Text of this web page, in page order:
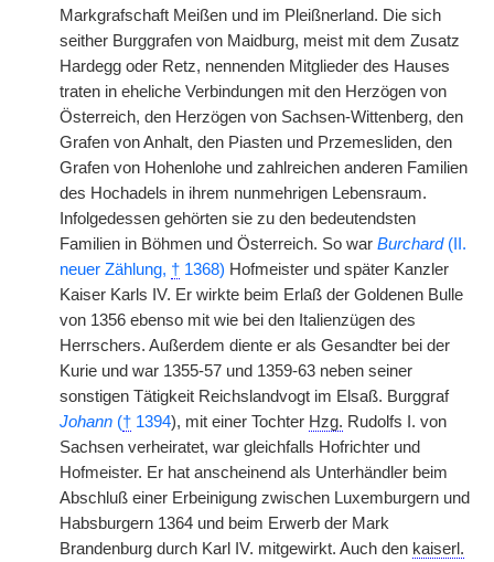
Markgrafschaft Meißen und im Pleißnerland. Die sich
seither Burggrafen von Maidburg, meist mit dem Zusatz
Hardegg oder Retz, nennenden Mitglieder des Hauses
traten in eheliche Verbindungen mit den Herzögen von
Österreich, den Herzögen von Sachsen-Wittenberg, den
Grafen von Anhalt, den Piasten und Przemesliden, den
Grafen von Hohenlohe und zahlreichen anderen Familien
des Hochadels in ihrem nunmehrigen Lebensraum.
Infolgedessen gehörten sie zu den bedeutendsten
Familien in Böhmen und Österreich. So war Burchard(II.
neuer Zählung, † 1368) Hofmeister und später Kanzler
Kaiser Karls IV. Er wirkte beim Erlaß der Goldenen Bulle
von 1356 ebenso mit wie bei den Italienzügen des
Herrschers. Außerdem diente er als Gesandter bei der
Kurie und war 1355-57 und 1359-63 neben seiner
sonstigen Tätigkeit Reichslandvogt im Elsaß. Burggraf
Johann († 1394), mit einer Tochter Hzg. Rudolfs I. von
Sachsen verheiratet, war gleichfalls Hofrichter und
Hofmeister. Er hat anscheinend als Unterhändler beim
Abschluß einer Erbeinigung zwischen Luxemburgern und
Habsburgern 1364 und beim Erwerb der Mark
Brandenburg durch Karl IV. mitgewirkt. Auch den kaiserl.